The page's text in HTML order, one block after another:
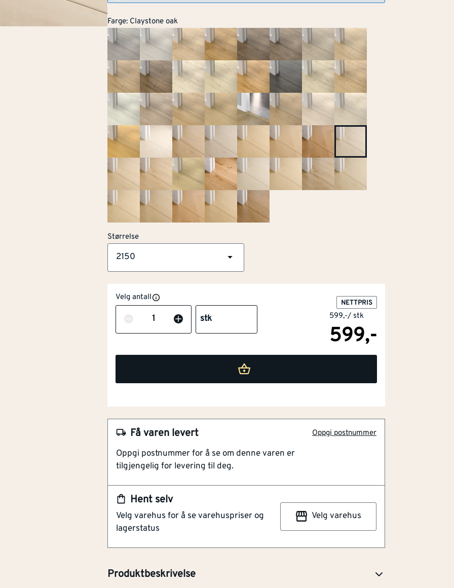
Farge: Claystone oak
Størrelse
2150
Velg antall
Antall stk
NETTPRIS
599,-/ stk
599,-
Hent selv
Velg varehus for å se varehuspriser og
lagerstatus
Velg varehus
Få varen levert Oppgi postnummer
Oppgi postnummer for å se om denne varen er
tilgjengelig for levering til deg.
Produktbeskrivelse
Enkelt tilpasning med Incizo-system
Pergo 5-i-1 er en fleksibel listeløsning som kombinerer flere listetyper i
gir et helhetlig og sømløst resultat i hele rommet. Overflaten er laget av
slitesterkt og ripebestandig laminat, mens kjernen består av HDF og
undersiden av stabil plast. Med den patenterte Incizo-løsningen kan
listen enkelt tilpasses ulike behov ved å kappe den til ønsket form.